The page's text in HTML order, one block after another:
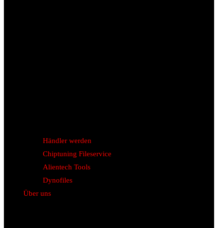
Händler werden
Chiptuning Fileservice
Alientech Tools
Dynofiles
Über uns